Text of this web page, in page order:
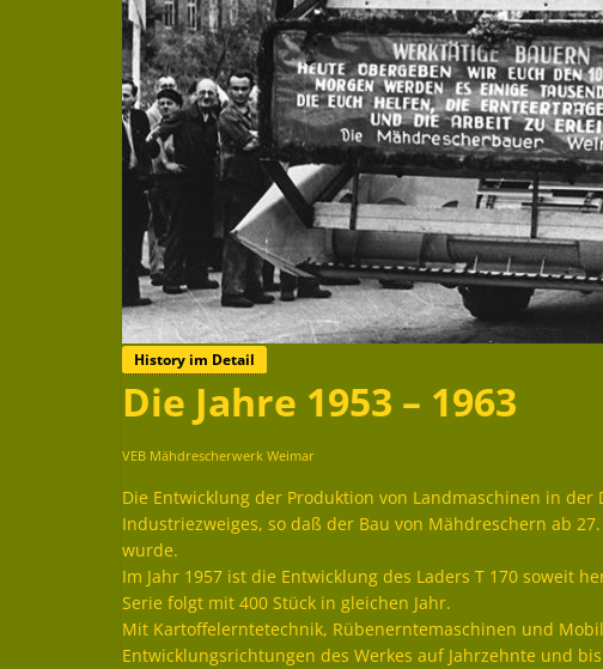
History im Detail
Die Jahre 1953 – 1963
VEB Mähdrescherwerk Weimar
Die Entwicklung der Produktion von Landmaschinen in
Industriezweiges, so daß der Bau von Mähdreschern ab
wurde.
Im Jahr 1957 ist die Entwicklung des Laders T 170 soweit
Serie folgt mit 400 Stück in gleichen Jahr.
Mit Kartoffelerntetechnik, Rübenerntemaschinen und
Entwicklungsrichtungen des Werkes auf Jahrzehnte und